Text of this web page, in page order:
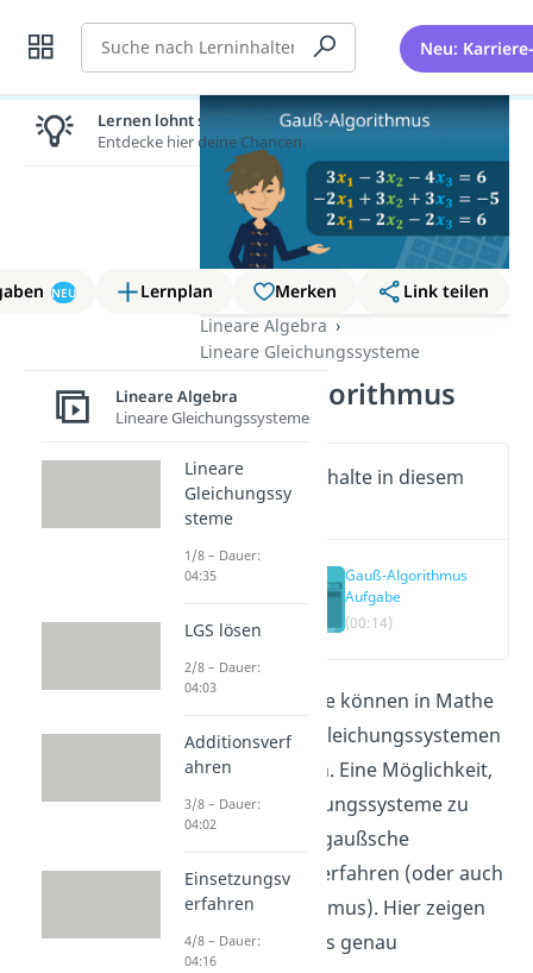
Suche Neu:
NEU Lernplan Merken
Link teilen
Lineare Algebra
Lineare Gleichungssysteme
Gauß-Algorithmus
Wichtige Inhalte in diesem
Video
Gauß-Algorithmus
Aufgabe
(00:14)
Viele Probleme können in Mathe
mit linearen Gleichungssystemen
gelöst werden. Eine Möglichkeit,
lineare Gleichungssysteme zu
lösen, ist das gaußsche
Eliminationsverfahren (oder auch
Gauß-Algorithmus). Hier zeigen
wir dir, wie das genau
Lernen lohnt sich!
Entdecke hier deine Chancen.
Lineare Algebra
Lineare Gleichungssysteme
Lineare
Gleichungssy
steme
1/8 – Dauer:
04:35
LGS lösen
2/8 – Dauer:
04:03
Additionsverf
ahren
3/8 – Dauer:
04:02
Einsetzungsv
erfahren
4/8 – Dauer:
04:16